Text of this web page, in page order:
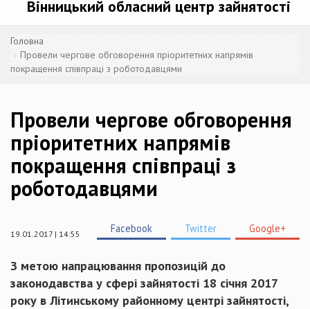
Вінницький обласний центр зайнятості
Головна
Провели чергове обговорення пріоритетних напрямів
покращення співпраці з роботодавцями
Провели чергове обговорення
пріоритетних напрямів
покращення співпраці з
роботодавцями
19.01.2017 | 14:55 Facebook Twitter Google+
З метою напрацювання пропозицій до
законодавства у сфері зайнятості 18 січня 2017
року в Літинському районному центрі зайнятості,